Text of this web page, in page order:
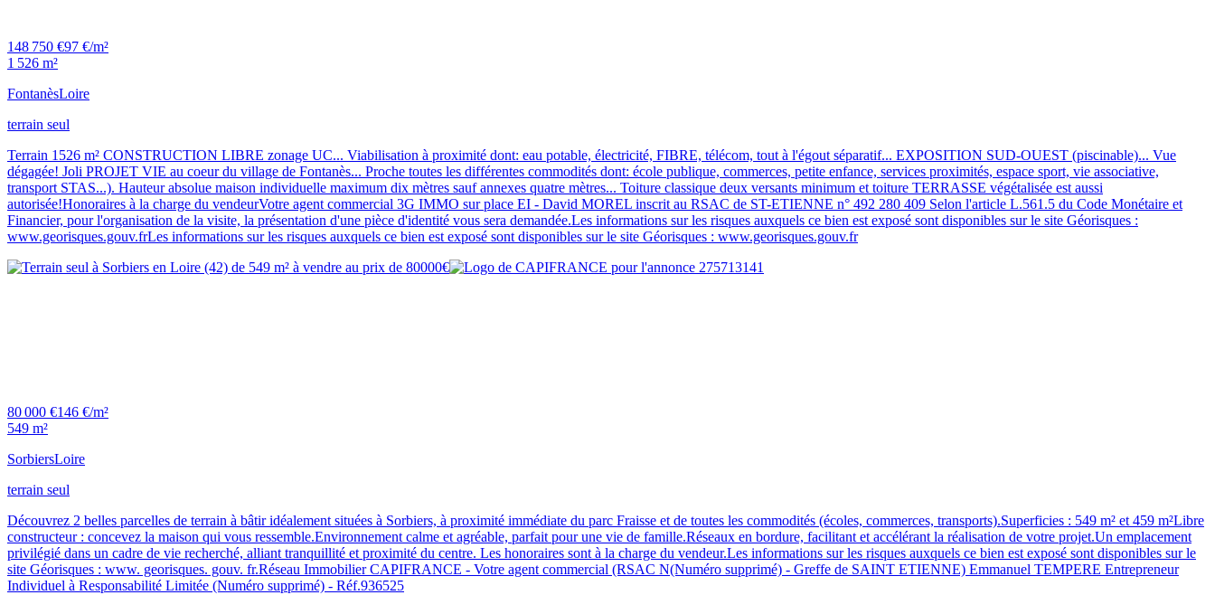
148 750 €97 €/m²
1 526 m²
FontanèsLoire
terrain seul
Terrain 1526 m² CONSTRUCTION LIBRE zonage UC... Viabilisation à proximité dont: eau potable, électricité, FIBRE, télécom, tout à l'égout séparatif... EXPOSITION SUD-OUEST (piscinable)... Vue
dégagée! Joli PROJET VIE au coeur du village de Fontanès... Proche toutes les différentes commodités dont: école publique, commerces, petite enfance, services proximités, espace sport, vie associative,
transport STAS...). Hauteur absolue maison individuelle maximum dix mètres sauf annexes quatre mètres... Toiture classique deux versants minimum et toiture TERRASSE végétalisée est aussi
autorisée!Honoraires à la charge du vendeurVotre agent commercial 3G IMMO sur place EI - David MOREL inscrit au RSAC de ST-ETIENNE n° 492 280 409 Selon l'article L.561.5 du Code Monétaire et
Financier, pour l'organisation de la visite, la présentation d'une pièce d'identité vous sera demandée.Les informations sur les risques auxquels ce bien est exposé sont disponibles sur le site Géorisques :
www.georisques.gouv.frLes informations sur les risques auxquels ce bien est exposé sont disponibles sur le site Géorisques : www.georisques.gouv.fr
80 000 €146 €/m²
549 m²
SorbiersLoire
terrain seul
Découvrez 2 belles parcelles de terrain à bâtir idéalement situées à Sorbiers, à proximité immédiate du parc Fraisse et de toutes les commodités (écoles, commerces, transports).Superficies : 549 m² et 459 m²Libre
constructeur : concevez la maison qui vous ressemble.Environnement calme et agréable, parfait pour une vie de famille.Réseaux en bordure, facilitant et accélérant la réalisation de votre projet.Un emplacement
privilégié dans un cadre de vie recherché, alliant tranquillité et proximité du centre. Les honoraires sont à la charge du vendeur.Les informations sur les risques auxquels ce bien est exposé sont disponibles sur le
site Géorisques : www. georisques. gouv. fr.Réseau Immobilier CAPIFRANCE - Votre agent commercial (RSAC N(Numéro supprimé) - Greffe de SAINT ETIENNE) Emmanuel TEMPERE Entrepreneur
Individuel à Responsabilité Limitée (Numéro supprimé) - Réf.936525